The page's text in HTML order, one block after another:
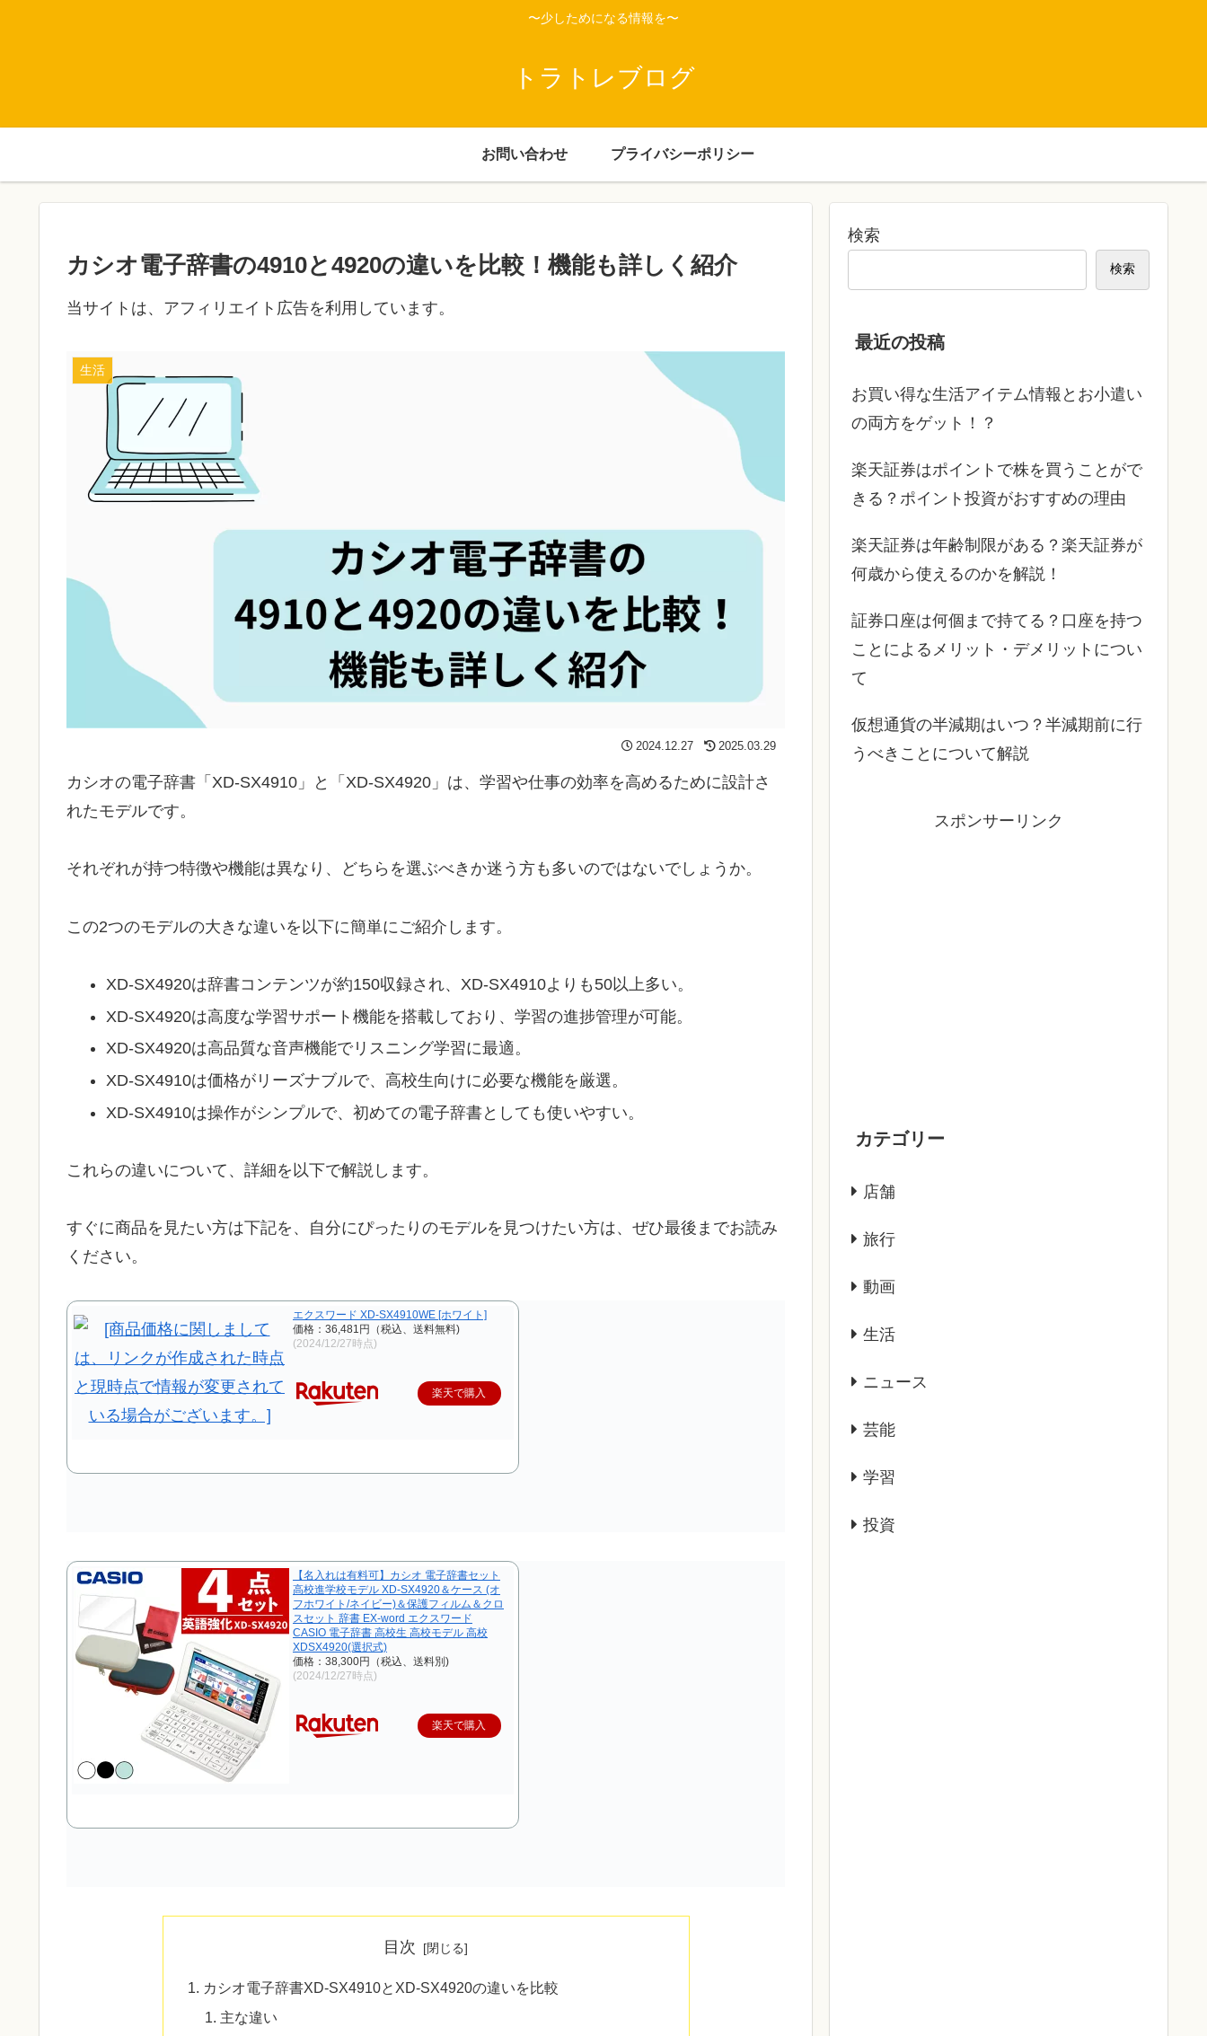
〜少しためになる情報を〜
トラトレブログ
お問い合わせ プライバシーポリシー
カシオ電子辞書の4910と4920の違いを比較！機能も詳しく紹介
当サイトは、アフィリエイト広告を利用しています。
生活
2024.12.27 2025.03.29
カシオの電子辞書「XD-SX4910」と「XD-SX4920」は、学習や仕事の効率を高めるために設計さ
れたモデルです。
それぞれが持つ特徴や機能は異なり、どちらを選ぶべきか迷う方も多いのではないでしょうか。
この2つのモデルの大きな違いを以下に簡単にご紹介します。
XD-SX4920は辞書コンテンツが約150収録され、XD-SX4910よりも50以上多い。
XD-SX4920は高度な学習サポート機能を搭載しており、学習の進捗管理が可能。
XD-SX4920は高品質な音声機能でリスニング学習に最適。
XD-SX4910は価格がリーズナブルで、高校生向けに必要な機能を厳選。
XD-SX4910は操作がシンプルで、初めての電子辞書としても使いやすい。
これらの違いについて、詳細を以下で解説します。
すぐに商品を見たい方は下記を、自分にぴったりのモデルを見つけたい方は、ぜひ最後までお読み
ください。
エクスワード XD-SX4910WE [ホワイト]
価格：36,481円（税込、送料無料)
(2024/12/27時点)
楽天で購入
【名入れは有料可】カシオ 電子辞書セット
高校進学校モデル XD-SX4920＆ケース (オ
フホワイト/ネイビー)＆保護フィルム＆クロ
スセット 辞書 EX-word エクスワード
CASIO 電子辞書 高校生 高校モデル 高校
XDSX4920(選択式)
価格：38,300円（税込、送料別)
(2024/12/27時点)
楽天で購入
目次
カシオ電子辞書XD-SX4910とXD-SX4920の違いを比較
主な違い
検索
検索
最近の投稿
お買い得な生活アイテム情報とお小遣い
の両方をゲット！？
楽天証券はポイントで株を買うことがで
きる？ポイント投資がおすすめの理由
楽天証券は年齢制限がある？楽天証券が
何歳から使えるのかを解説！
証券口座は何個まで持てる？口座を持つ
ことによるメリット・デメリットについ
て
仮想通貨の半減期はいつ？半減期前に行
うべきことについて解説
スポンサーリンク
カテゴリー
店舗
旅行
動画
生活
ニュース
芸能
学習
投資